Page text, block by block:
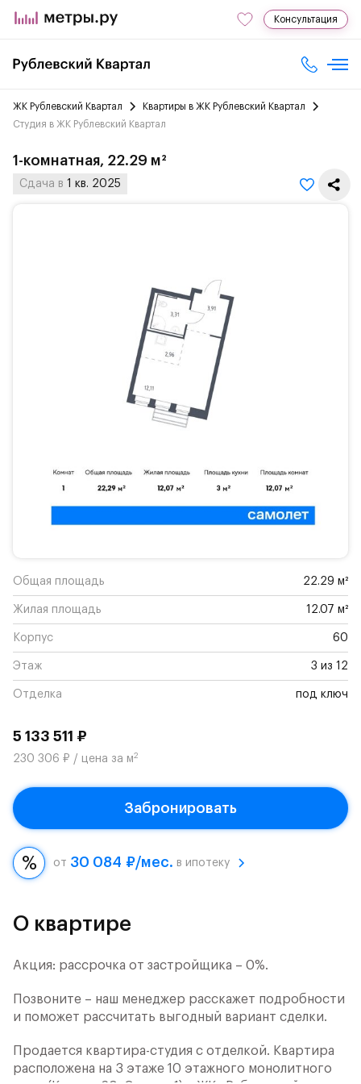
Консультация
ЖК Рублевский Квартал
Квартиры в ЖК Рублевский Квартал
Студия в ЖК Рублевский Квартал
1-комнатная, 22.29 м²
Сдача в 1 кв. 2025
Общая площадь 22.29 м²
Жилая площадь 12.07 м²
Корпус 60
Этаж 3 из 12
Отделка под ключ
5 133 511 ₽
230 306 ₽ / цена за м2
Забронировать
от 30 084 ₽/мес. в ипотеку
О квартире
Акция: рассрочка от застройщика – 0%.
Позвоните – наш менеджер расскажет подробности
и поможет рассчитать выгодный вариант сделки.
Продается квартира-студия с отделкой. Квартира
расположена на 3 этаже 10 этажного монолитного